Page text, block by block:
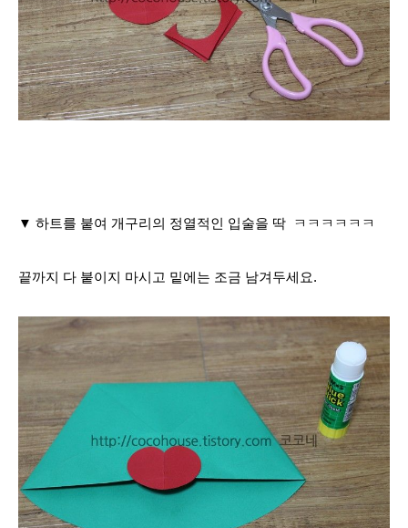
▼ 하트를 붙여 개구리의 정열적인 입술을 딱 ㅋㅋㅋㅋㅋㅋ
끝까지 다 붙이지 마시고 밑에는 조금 남겨두세요.